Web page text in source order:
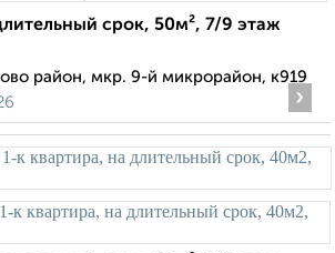
срок, 50м², 7/9 этаж
район, мкр. 9-й микрорайон, к919
›